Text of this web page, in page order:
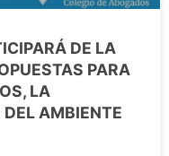
DE LA
PARA
LA
AMBIENTE